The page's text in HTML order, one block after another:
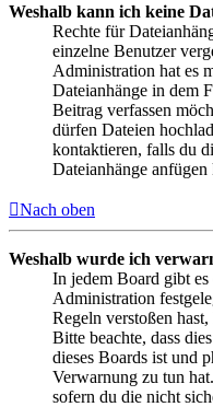
Weshalb kann ich keine
Rechte für
einzelne Benutzer
Administration hat es
Dateianhänge in dem
Beitrag verfassen
dürfen Dateien
kontaktieren, falls du
Dateianhänge anfügen
Nach oben
Weshalb wurde ich
In jedem Board gibt
Administration
Regeln verstoßen
Bitte beachte, dass
dieses Boards ist und
Verwarnung zu tun
sofern du die nicht